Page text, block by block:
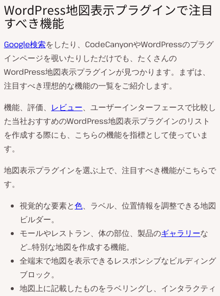
WordPress地図表示プラグインで注目
すべき機能
Google検索をしたり、CodeCanyonやWordPressのプラグ
インページを覗いたりしただけでも、たくさんの
WordPress地図表示プラグインが見つかります。まずは、
注目すべき理想的な機能の一覧をご紹介します。
機能、評価、 レビュー、ユーザーインターフェースで比較し
た当社おすすめのWordPress地図表示プラグインのリスト
を作成する際にも、こちらの機能を指標として使っていま
す。
地図表示プラグインを選ぶ上で、注目すべき機能がこちらで
す。
視覚的な要素と色、ラベル、位置情報を調整できる地図
ビルダー。
モールやレストラン、体の部位、製品のギャラリーな
ど…特別な地図を作成する機能。
全端末で地図を表示できるレスポンシブなビルディング
ブロック。
地図上に記載したものをラベリングし、インタラクティ